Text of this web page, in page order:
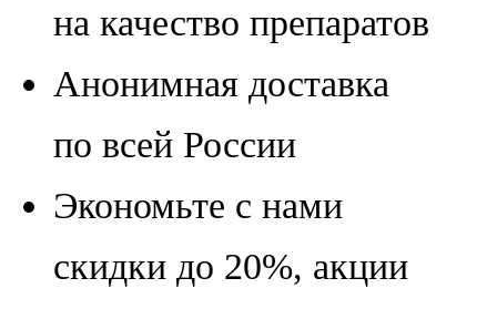
на качество препаратов
Анонимная доставка
по всей России
Экономьте с нами
скидки до 20%, акции